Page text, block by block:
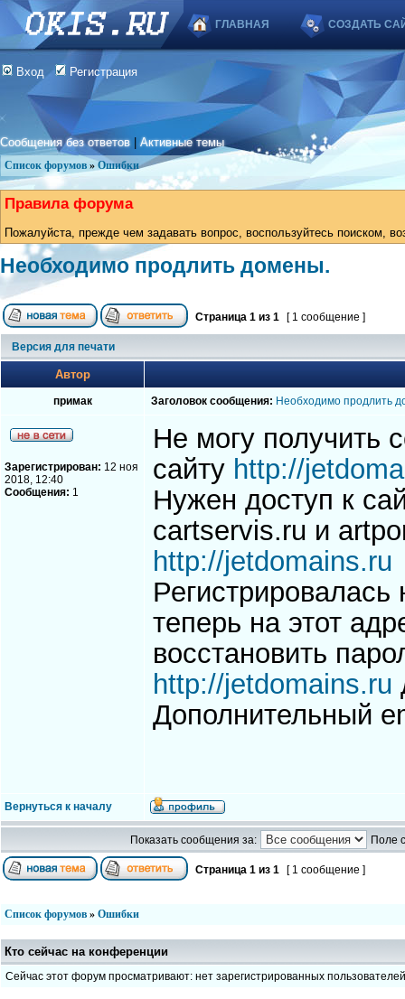
ГЛАВНАЯ СОЗДАТЬ
Вход Регистрация
Сообщения без ответов |Активные темы
Список форумов » Ошибки
Правила форума
Пожалуйста, прежде чем задавать вопрос, воспользуйтесь поиском,
Необходимо продлить домены.
Страница 1 из 1 [ 1 сообщение ]
Версия для печати
Автор
примак Заголовок сообщения: Необходимо продлить
Зарегистрирован: 12 ноя
2018, 12:40
Сообщения: 1
Не могу получить
сайту http://
Нужен доступ к
cartservis.ru и
http://jetdomains.ru
теперь на этот
восстановить
http://jetdomains.ru
Дополнительный
Вернуться к началу
Показать сообщения за: Поле
Страница 1 из 1 [ 1 сообщение ]
Список форумов » Ошибки
Кто сейчас на конференции
Сейчас этот форум просматривают: нет зарегистрированных пользователей